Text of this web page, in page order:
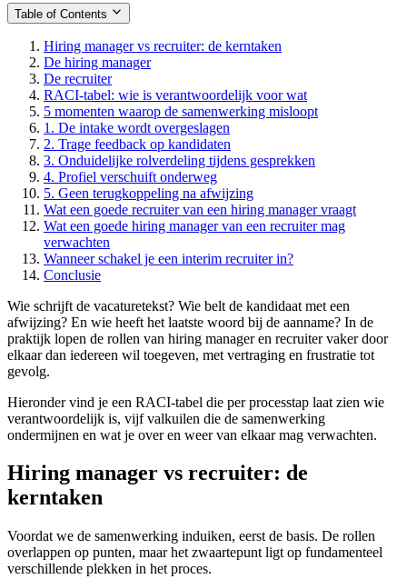
Table of Contents
Hiring manager vs recruiter: de kerntaken
De hiring manager
De recruiter
RACI-tabel: wie is verantwoordelijk voor wat
5 momenten waarop de samenwerking misloopt
1. De intake wordt overgeslagen
2. Trage feedback op kandidaten
3. Onduidelijke rolverdeling tijdens gesprekken
4. Profiel verschuift onderweg
5. Geen terugkoppeling na afwijzing
Wat een goede recruiter van een hiring manager vraagt
Wat een goede hiring manager van een recruiter mag
verwachten
Wanneer schakel je een interim recruiter in?
Conclusie
Wie schrijft de vacaturetekst? Wie belt de kandidaat met een
afwijzing? En wie heeft het laatste woord bij de aanname? In de
praktijk lopen de rollen van hiring manager en recruiter vaker door
elkaar dan iedereen wil toegeven, met vertraging en frustratie tot
gevolg.
Hieronder vind je een RACI-tabel die per processtap laat zien wie
verantwoordelijk is, vijf valkuilen die de samenwerking
ondermijnen en wat je over en weer van elkaar mag verwachten.
Hiring manager vs recruiter: de
kerntaken
Voordat we de samenwerking induiken, eerst de basis. De rollen
overlappen op punten, maar het zwaartepunt ligt op fundamenteel
verschillende plekken in het proces.